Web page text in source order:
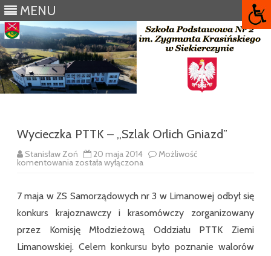
MENU
Wycieczka PTTK – ,,Szlak Orlich Gniazd”
Stanisław Zoń 20 maja 2014 Możliwość
komentowania Wycieczka
Orlich
została wyłączona
7 maja w ZS Samorządowych nr 3 w Limanowej odbył się
konkurs krajoznawczy i krasomówczy zorganizowany
przez Komisję Młodzieżową Oddziału PTTK Ziemi
Limanowskiej. Celem konkursu było poznanie walorów